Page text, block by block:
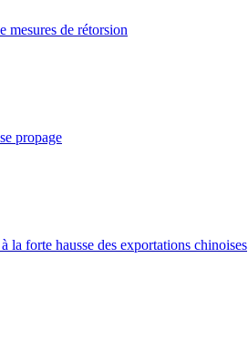
mesures de rétorsion
propage
la forte hausse des exportations chinoises